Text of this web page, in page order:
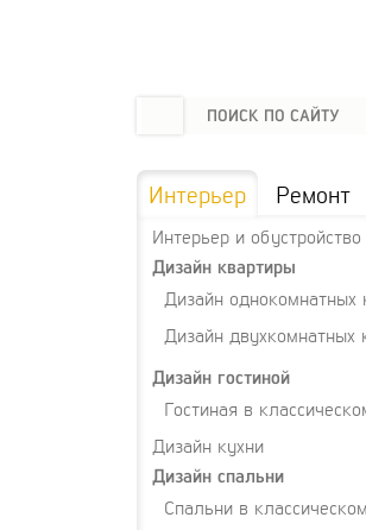
Интерьер Ремонт
Интерьер и обустройство
Дизайн квартиры
Дизайн однокомнатных
Дизайн двухкомнатных
Дизайн гостиной
Гостиная в
Дизайн кухни
Дизайн спальни
Спальни в